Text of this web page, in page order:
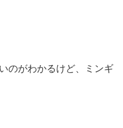
のがわかるけど、ミンギ